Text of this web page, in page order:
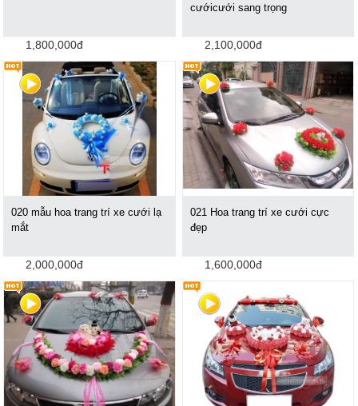
1,800,000đ
cướicưới sang trọng
2,100,000đ
020 mẫu hoa trang trí xe cưới lạ
mắt
2,000,000đ
021 Hoa trang trí xe cưới cực
đẹp
1,600,000đ